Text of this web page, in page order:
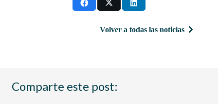
Volver a todas las noticias
Comparte este post: